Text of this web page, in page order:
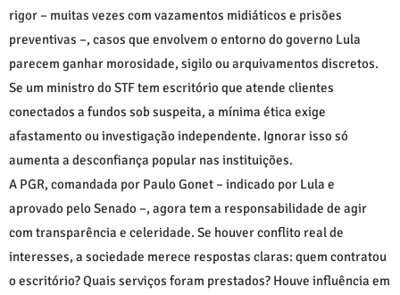
rigor – muitas vezes com vazamentos midiáticos e prisões
preventivas –, casos que envolvem o entorno do governo Lula
parecem ganhar morosidade, sigilo ou arquivamentos discretos.
Se um ministro do STF tem escritório que atende clientes
conectados a fundos sob suspeita, a mínima ética exige
afastamento ou investigação independente. Ignorar isso só
aumenta a desconfiança popular nas instituições.
A PGR, comandada por Paulo Gonet – indicado por Lula e
aprovado pelo Senado –, agora tem a responsabilidade de agir
com transparência e celeridade. Se houver conflito real de
interesses, a sociedade merece respostas claras: quem contratou
o escritório? Quais serviços foram prestados? Houve influência em